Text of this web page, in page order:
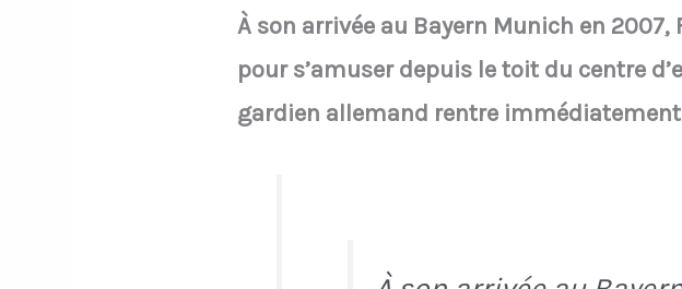
À son arrivée au Bayern Munich en 2007,
pour s’amuser depuis le toit du centre
gardien allemand rentre